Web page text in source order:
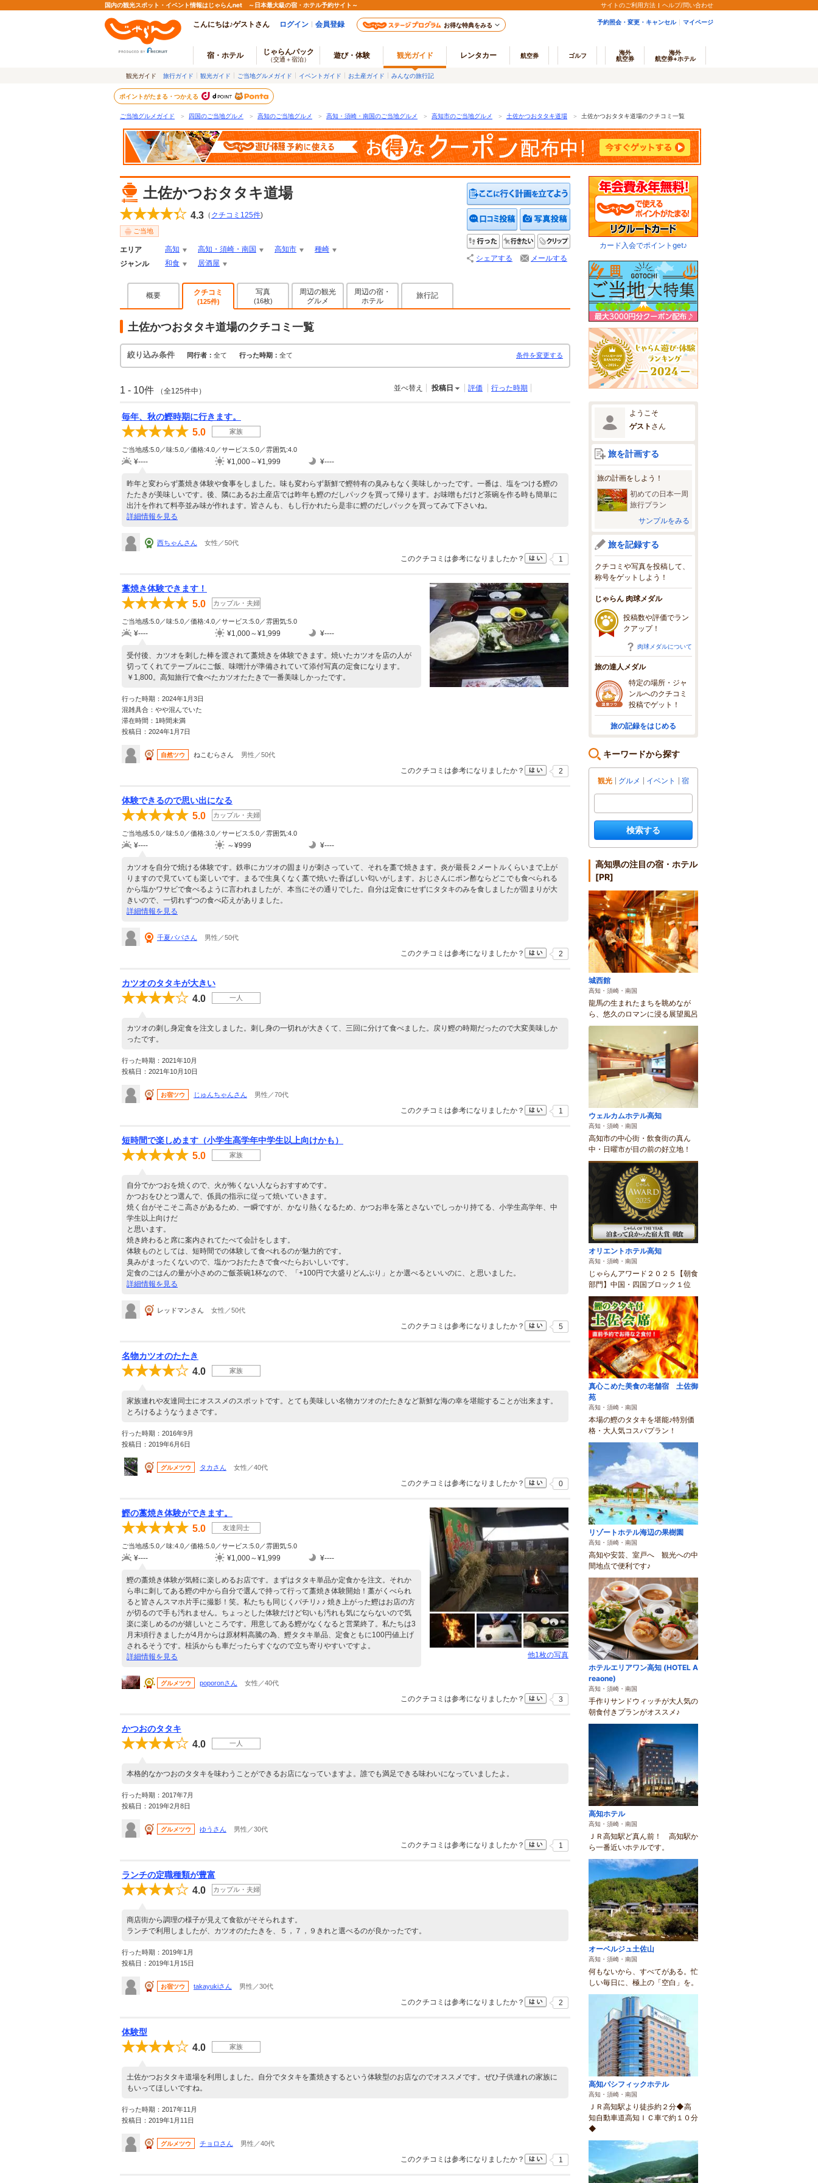
国内の観光スポット・イベント情報はじゃらんnet ～日本最大級の宿・ホテル予約サイト～ サイトのご利用方法 ヘルプ/問い合わせ
こんにちは♪ゲストさん ログイン 会員登録 お得な特典をみる 予約照会・変更・キャンセル マイページ
宿・ホテル じゃらんパック
（交通＋宿泊） 遊び・体験 観光ガイド レンタカー 航空券 ゴルフ
海外
航空券
海外
航空券+ホテル
観光ガイド 旅行ガイド 観光ガイド ご当地グルメガイド イベントガイド お土産ガイド みんなの旅行記
ポイントがたまる・つかえる
ご当地グルメガイド ＞ 四国のご当地グルメ ＞ 高知のご当地グルメ ＞ 高知・須崎・南国のご当地グルメ ＞ 高知市のご当地グルメ ＞ 土佐かつおタタキ道場 ＞ 土佐かつおタタキ道場のクチコミ一覧
土佐かつおタタキ道場
4.3 （ クチコミ 125件)
ご当地
エリア 高知 高知・須崎・南国 高知市
種崎
ジャンル
和食 居酒屋
クチコミを投稿する写真を投稿する
行った 行きたい
シェアする メールする
概要 クチコミ
(125件)
写真
(16枚)
周辺の観光
グルメ
周辺の宿・
ホテル
旅行記
土佐かつおタタキ道場のクチコミ一覧
絞り込み条件 同行者： 全て 行った時期： 全て 条件を変更する
1 - 10件 （全125件中） 並べ替え 投稿日 評価 行った時期
毎年、秋の鰹時期に行きます。
5.0 家族
ご当地感:5.0／味:5.0／価格:4.0／サービス:5.0／雰囲気:4.0
¥---- ¥1,000～¥1,999 ¥----
昨年と変わらず藁焼き体験や食事をしました。味も変わらず新鮮で鰹特有の臭みもなく美味しかったです。一番は、塩をつける鰹の
たたきが美味しいです。後、隣にあるお土産店では昨年も鰹のだしパックを買って帰ります。お味噌もだけど茶碗を作る時も簡単に
出汁を作れて料亭並み味が作れます。皆さんも、もし行かれたら是非に鰹のだしパックを買ってみて下さいね。
詳細情報を見る
西ちゃんさん 女性／50代
このクチコミは参考になりましたか？ 1
藁焼き体験できます！
5.0 カップル・夫婦
ご当地感:5.0／味:5.0／価格:4.0／サービス:5.0／雰囲気:5.0
¥---- ¥1,000～¥1,999 ¥----
受付後、カツオを刺した棒を渡されて藁焼きを体験できます。焼いたカツオを店の人が
切ってくれてテーブルにご飯、味噌汁が準備されていて添付写真の定食になります。
￥1,800。高知旅行で食べたカツオたたきで一番美味しかったです。
行った時期：2024年1月3日
混雑具合：やや混んでいた
滞在時間：1時間未満
投稿日：2024年1月7日
自然ツウ ねこむらさん 男性／50代
このクチコミは参考になりましたか？ 2
体験できるので思い出になる
5.0 カップル・夫婦
ご当地感:5.0／味:5.0／価格:3.0／サービス:5.0／雰囲気:4.0
¥---- ～¥999 ¥----
カツオを自分で焼ける体験です。鉄串にカツオの固まりが刺さっていて、それを藁で焼きます。炎が最長２メートルくらいまで上が
りますので見ていても楽しいです。まるで生臭くなく藁で焼いた香ばしい匂いがします。おじさんにポン酢ならどこでも食べられる
から塩かワサビで食べるように言われましたが、本当にその通りでした。自分は定食にせずにタタキのみを食しましたが固まりが大
きいので、一切れずつの食べ応えがありました。
詳細情報を見る
千夏パパさん 男性／50代
このクチコミは参考になりましたか？ 2
カツオのタタキが大きい
4.0 一人
カツオの刺し身定食を注文しました。刺し身の一切れが大きくて、三回に分けて食べました。戻り鰹の時期だったので大変美味しか
ったです。
行った時期：2021年10月
投稿日：2021年10月10日
お宿ツウ じゅんちゃんさん 男性／70代
このクチコミは参考になりましたか？ 1
短時間で楽しめます（小学生高学年中学生以上向けかも）
5.0 家族
自分でかつおを焼くので、火が怖くない人ならおすすめです。
かつおをひとつ選んで、係員の指示に従って焼いていきます。
焼く台がそこそこ高さがあるため、一瞬ですが、かなり熱くなるため、かつお串を落とさないでしっかり持てる、小学生高学年、中
学生以上向けだ
と思います。
焼き終わると席に案内されてたべて会計をします。
体験ものとしては、短時間での体験して食べれるのが魅力的です。
臭みがまったくないので、塩かつおたたきで食べたらおいしいです。
定食のごはんの量が小さめのご飯茶碗1杯なので、「+100円で大盛りどんぶり」とか選べるといいのに、と思いました。
詳細情報を見る
レッドマンさん 女性／50代
このクチコミは参考になりましたか？ 5
名物カツオのたたき
4.0 家族
家族連れや友達同士にオススメのスポットです。とても美味しい名物カツオのたたきなど新鮮な海の幸を堪能することが出来ます。
とろけるようなうまさです。
行った時期：2016年9月
投稿日：2019年6月6日
グルメツウ タカさん 女性／40代
このクチコミは参考になりましたか？ 0
鰹の藁焼き体験ができます。
5.0 友達同士
ご当地感:5.0／味:4.0／価格:5.0／サービス:5.0／雰囲気:5.0
¥---- ¥1,000～¥1,999 ¥----
鰹の藁焼き体験が気軽に楽しめるお店です。まずはタタキ単品か定食かを注文。それか
ら串に刺してある鰹の中から自分で選んで持って行って藁焼き体験開始！藁がくべられ
ると皆さんスマホ片手に撮影！笑。私たちも同じくパチリ♪ ♪ 焼き上がった鰹はお店の方
が切るので手も汚れません。ちょっとした体験だけど匂いも汚れも気にならないので気
楽に楽しめるのが嬉しいところです。用意してある鰹がなくなると営業終了。私たちは3
月末頃行きましたが4月からは原材料高騰の為、鰹タタキ単品、定食ともに100円値上げ
されるそうです。桂浜からも車だったらすぐなので立ち寄りやすいですよ。
詳細情報を見る
他1枚の写真
グルメツウ poporonさん 女性／40代
このクチコミは参考になりましたか？ 3
かつおのタタキ
4.0 一人
本格的なかつおのタタキを味わうことができるお店になっていますよ。誰でも満足できる味わいになっていましたよ。
行った時期：2017年7月
投稿日：2019年2月8日
グルメツウ ゆうさん 男性／30代
このクチコミは参考になりましたか？ 1
ランチの定職種類が豊富
4.0 カップル・夫婦
商店街から調理の様子が見えて食欲がそそられます。
ランチで利用しましたが、カツオのたたきを、５，７，９きれと選べるのが良かったです。
行った時期：2019年1月
投稿日：2019年1月15日
お宿ツウ takayukiさん 男性／30代
このクチコミは参考になりましたか？ 2
体験型
4.0 家族
土佐かつおタタキ道場を利用しました。自分でタタキを藁焼きするという体験型のお店なのでオススメです。ぜひ子供連れの家族に
もいってほしいですね。
行った時期：2017年11月
投稿日：2019年1月11日
グルメツウ チョロさん 男性／40代
このクチコミは参考になりましたか？ 1
カード入会でポイントget♪
ようこそ
ゲスト さん
旅を計画する
旅の計画をしよう！
初めての日本一周
旅行プラン
サンプルをみる
旅を記録する
クチコミや写真を投稿して、
称号をゲットしよう！
じゃらん 肉球メダル
投稿数や評価でラン
クアップ！
肉球メダルについて
旅の達人メダル
特定の場所・ジャ
ンルへのクチコミ
投稿でゲット！
旅の記録をはじめる
キーワードから探す
観光 グルメ イベント 宿
検索する
高知県の注目の宿・ホテル
[PR]
城西館
高知・須崎・南国
龍馬の生まれたまちを眺めなが
ら、悠久のロマンに浸る展望風呂
ウェルカムホテル高知
高知・須崎・南国
高知市の中心街・飲食街の真ん
中・日曜市が目の前の好立地！
オリエントホテル高知
高知・須崎・南国
じゃらんアワード２０２５【朝食
部門】中国・四国ブロック１位
真心こめた美食の老舗宿 土佐御
苑
高知・須崎・南国
本場の鰹のタタキを堪能♪特別価
格・大人気コスパプラン！
リゾートホテル海辺の果樹園
高知・須崎・南国
高知や安芸、室戸へ 観光への中
間地点で便利です♪
ホテルエリアワン高知 (HOTEL A
reaone)
高知・須崎・南国
手作りサンドウィッチが大人気の
朝食付きプランがオススメ♪
高知ホテル
高知・須崎・南国
ＪＲ高知駅ど真ん前！ 高知駅か
ら一番近いホテルです。
オーベルジュ土佐山
高知・須崎・南国
何もないから、すべてがある。忙
しい毎日に、極上の「空白」を。
高知パシフィックホテル
高知・須崎・南国
ＪＲ高知駅より徒歩約２分◆高
知自動車道高知ＩＣ車で約１０分
◆